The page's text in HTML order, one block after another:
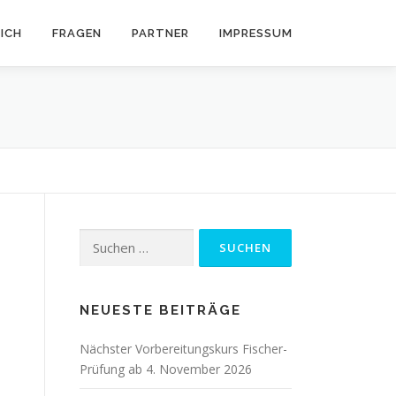
FRAGEN PARTNER IMPRESSUM
nach:
NEUESTE BEITRÄGE
Nächster Vorbereitungskurs Fischer-
Prüfung ab 4. November 2026